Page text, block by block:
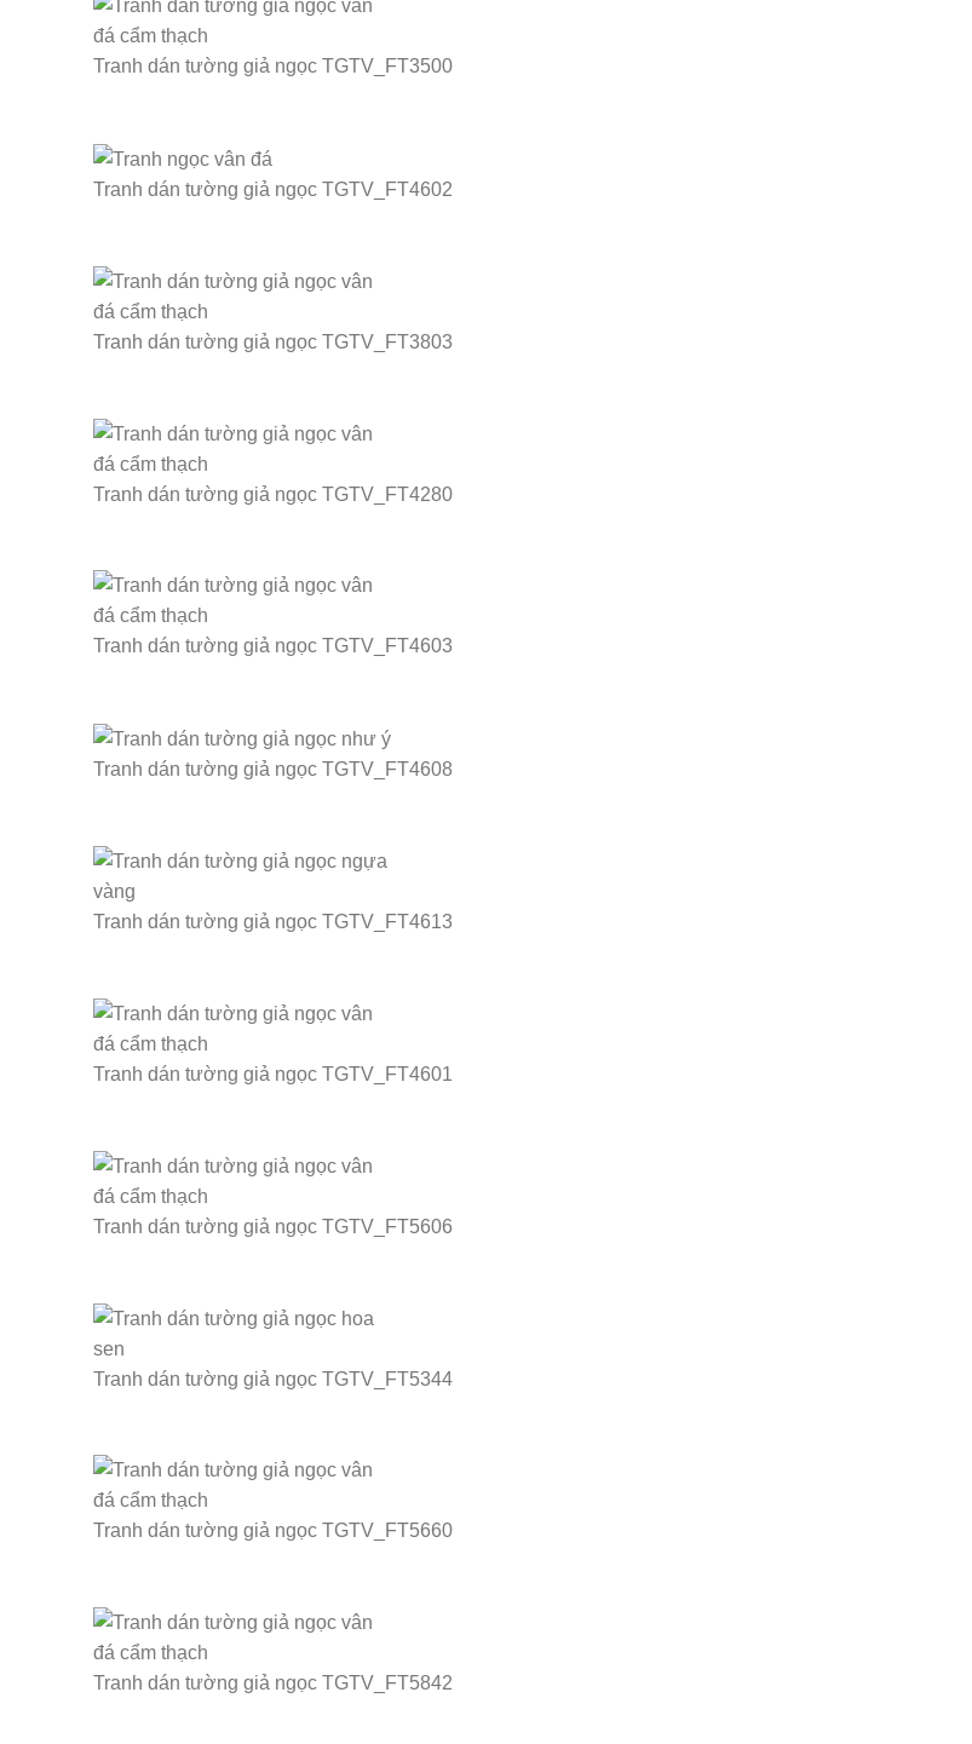
Tranh dán tường giả ngọc TGTV_FT3500
Tranh dán tường giả ngọc TGTV_FT4602
Tranh dán tường giả ngọc TGTV_FT3803
Tranh dán tường giả ngọc TGTV_FT4280
Tranh dán tường giả ngọc TGTV_FT4603
Tranh dán tường giả ngọc TGTV_FT4608
Tranh dán tường giả ngọc TGTV_FT4613
Tranh dán tường giả ngọc TGTV_FT4601
Tranh dán tường giả ngọc TGTV_FT5606
Tranh dán tường giả ngọc TGTV_FT5344
Tranh dán tường giả ngọc TGTV_FT5660
Tranh dán tường giả ngọc TGTV_FT5842